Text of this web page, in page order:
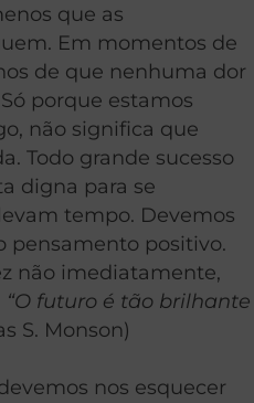
que as
Em momentos de
de que nenhuma dor
porque estamos
não significa que
Todo grande sucesso
digna para se
tempo. Devemos
pensamento positivo.
não imediatamente,
“O futuro é tão brilhante
S. Monson)
nos esquecer